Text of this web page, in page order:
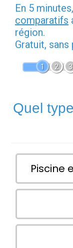
En 5
comparatifs
région.
Gratuit, sans
1 2 3
Quel
Piscine